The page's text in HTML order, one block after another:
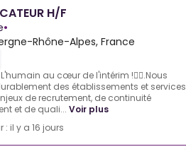
H/F
•
Rhône-Alpes, France
L'humain au cœur de l'intérim !👩‍⚕️.Nous
des établissements et services
de recrutement, de continuité
et de quali... Voir plus
: il y a 16 jours